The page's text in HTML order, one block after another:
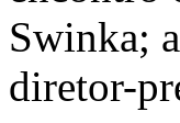
Swinka;
diretor-